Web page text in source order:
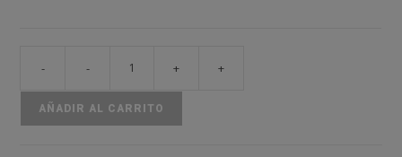
- - + +
AÑADIR AL CARRITO